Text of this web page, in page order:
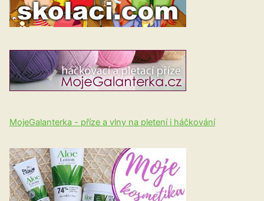
MojeGalanterka - příze a vlny na pletení i háčkování